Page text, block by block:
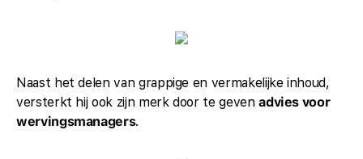
Naast het delen van grappige en vermakelijke inhoud,
versterkt hij ook zijn merk door te gevenadvies voor
wervingsmanagers.